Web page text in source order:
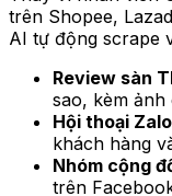
trên Shopee,
AI tự động scrape
Review sàn
sao, kèm ảnh
Hội thoại
khách hàng
Nhóm cộng
trên